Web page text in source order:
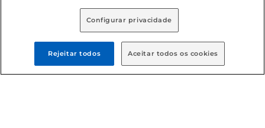
© 2025 Copyright. Todos os direitos
reservados Bretas.
Configurar privacidade
Rejeitar todos Aceitar todos os cookies